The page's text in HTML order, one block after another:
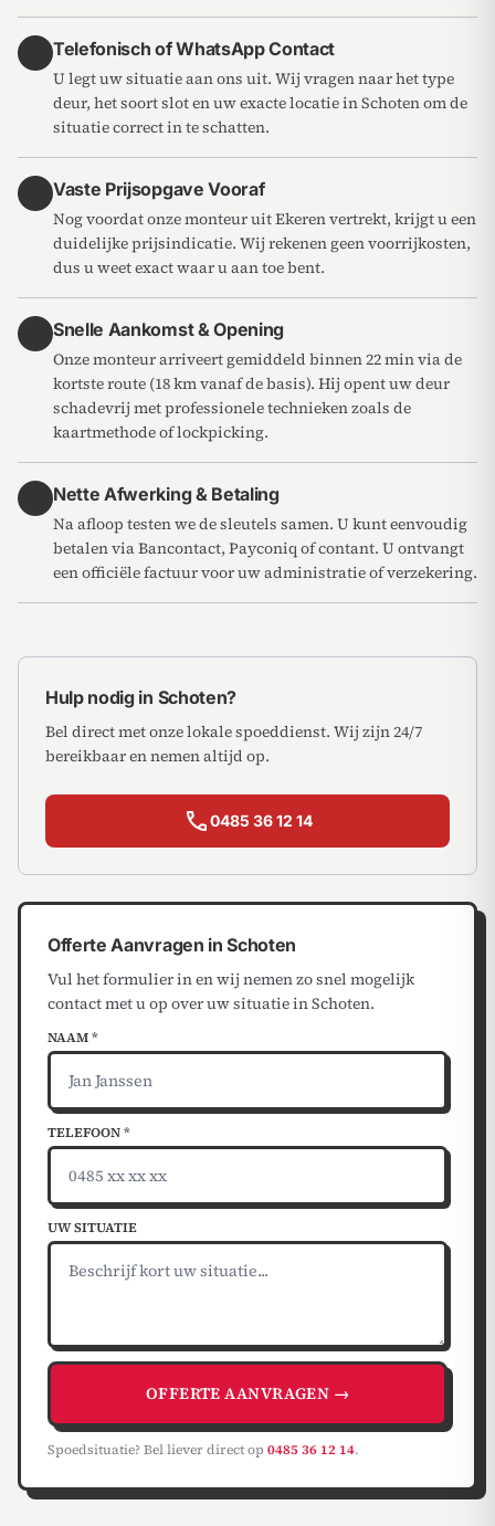
Telefonisch of WhatsApp Contact
U legt uw situatie aan ons uit. Wij vragen naar het type
deur, het soort slot en uw exacte locatie in Schoten om de
situatie correct in te schatten.
Vaste Prijsopgave Vooraf
Nog voordat onze monteur uit Ekeren vertrekt, krijgt u een
duidelijke prijsindicatie. Wij rekenen geen voorrijkosten,
dus u weet exact waar u aan toe bent.
Snelle Aankomst & Opening
Onze monteur arriveert gemiddeld binnen 22 min via de
kortste route (18 km vanaf de basis). Hij opent uw deur
schadevrij met professionele technieken zoals de
kaartmethode of lockpicking.
Nette Afwerking & Betaling
Na afloop testen we de sleutels samen. U kunt eenvoudig
betalen via Bancontact, Payconiq of contant. U ontvangt
een officiële factuur voor uw administratie of verzekering.
Hulp nodig in Schoten?
Bel direct met onze lokale spoeddienst. Wij zijn 24/7
bereikbaar en nemen altijd op.
call0485 36 12 14
Offerte Aanvragen in Schoten
Vul het formulier in en wij nemen zo snel mogelijk
contact met u op over uw situatie in Schoten.
NAAM *
TELEFOON *
UW SITUATIE
OFFERTE AANVRAGEN →
Spoedsituatie? Bel liever direct op 0485 36 12 14.